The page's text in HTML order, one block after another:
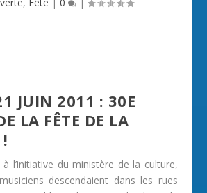
l’initiative du ministère de la culture,
descendaient dans les rues